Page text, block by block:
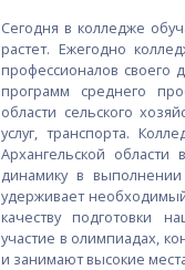
Сегодня в колледже
растет. Ежегодно
профессионалов своего
программ среднего
области сельского
услуг, транспорта.
Архангельской
динамику в выполнении
удерживает
качеству подготовки
участие в олимпиадах,
и занимают высокие